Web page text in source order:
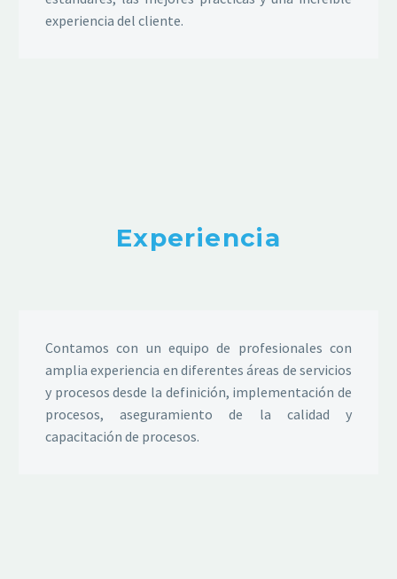
experiencia del cliente.
Experiencia
Contamos con un equipo de profesionales con
amplia experiencia en diferentes áreas de servicios
y procesos desde la definición, implementación de
procesos, aseguramiento de la calidad y
capacitación de procesos.